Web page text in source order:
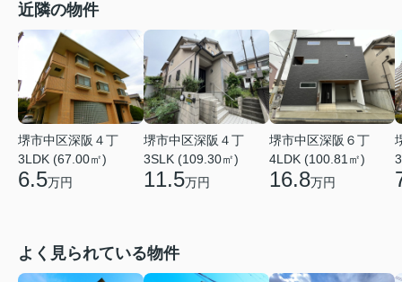
近隣の物件
堺市中区深阪４丁
3LDK (67.00㎡)
6.5万円
堺市中区深阪４丁
3SLK (109.30㎡)
11.5万円
堺市中区深阪６丁
4LDK (100.81㎡)
16.8万円
よく見られている物件